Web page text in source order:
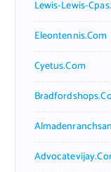
Lewis-Lewis-
Eleontennis.com
Cyetus.com